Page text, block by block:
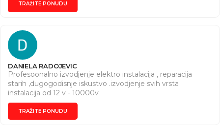
TRAŽITE PONUDU
DANIELA RADOJEVIC
Profesoonalno izvodjenje elektro instalacija , reparacija
starih ,dugogodisnje iskustvo .izvodjenje svih vrsta
instalacija od 12 v - 10000v
TRAŽITE PONUDU